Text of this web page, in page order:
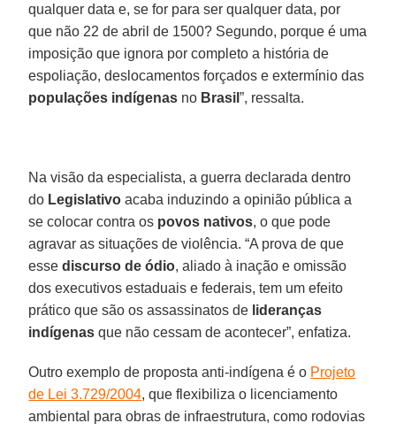
qualquer data e, se for para ser qualquer data, por
que não 22 de abril de 1500? Segundo, porque é uma
imposição que ignora por completo a história de
espoliação, deslocamentos forçados e extermínio das
populações indígenas no Brasil”, ressalta.
Na visão da especialista, a guerra declarada dentro
do Legislativo acaba induzindo a opinião pública a
se colocar contra os povos nativos, o que pode
agravar as situações de violência. “A prova de que
essediscurso de ódio, aliado à inação e omissão
dos executivos estaduais e federais, tem um efeito
prático que são os assassinatos de lideranças
indígenas que não cessam de acontecer”, enfatiza.
Outro exemplo de proposta anti-indígena é o Projeto
de Lei 3.729/2004, que flexibiliza o licenciamento
ambiental para obras de infraestrutura, como rodovias